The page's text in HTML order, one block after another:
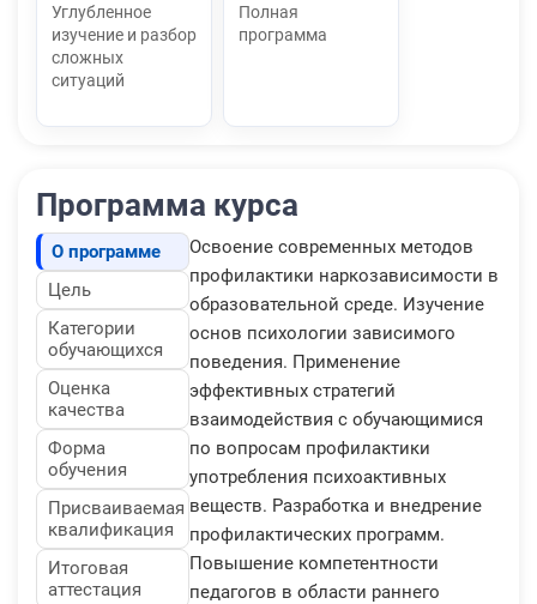
Углубленное
изучение и разбор
сложных
ситуаций
Полная
программа
Программа курса
О программе
Цель
Категории
обучающихся
Оценка
качества
Форма
обучения
Присваиваемая
квалификация
Итоговая
аттестация
Освоение современных методов
профилактики наркозависимости в
образовательной среде. Изучение
основ психологии зависимого
поведения. Применение
эффективных стратегий
взаимодействия с обучающимися
по вопросам профилактики
употребления психоактивных
веществ. Разработка и внедрение
профилактических программ.
Повышение компетентности
педагогов в области раннего